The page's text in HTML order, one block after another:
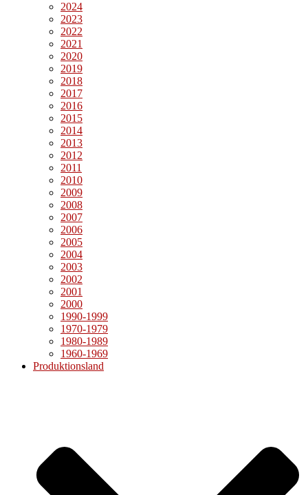
2024
2023
2022
2021
2020
2019
2018
2017
2016
2015
2014
2013
2012
2011
2010
2009
2008
2007
2006
2005
2004
2003
2002
2001
2000
1990-1999
1970-1979
1980-1989
1960-1969
Produktionsland